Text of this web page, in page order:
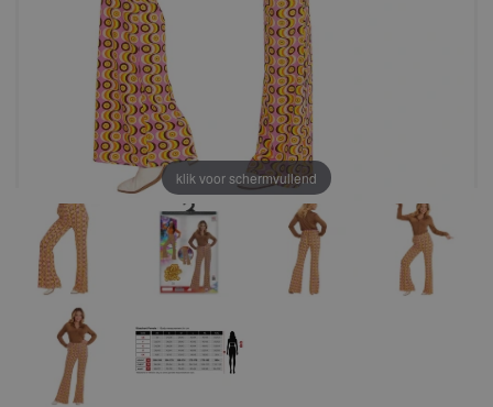
klik voor schermvullend